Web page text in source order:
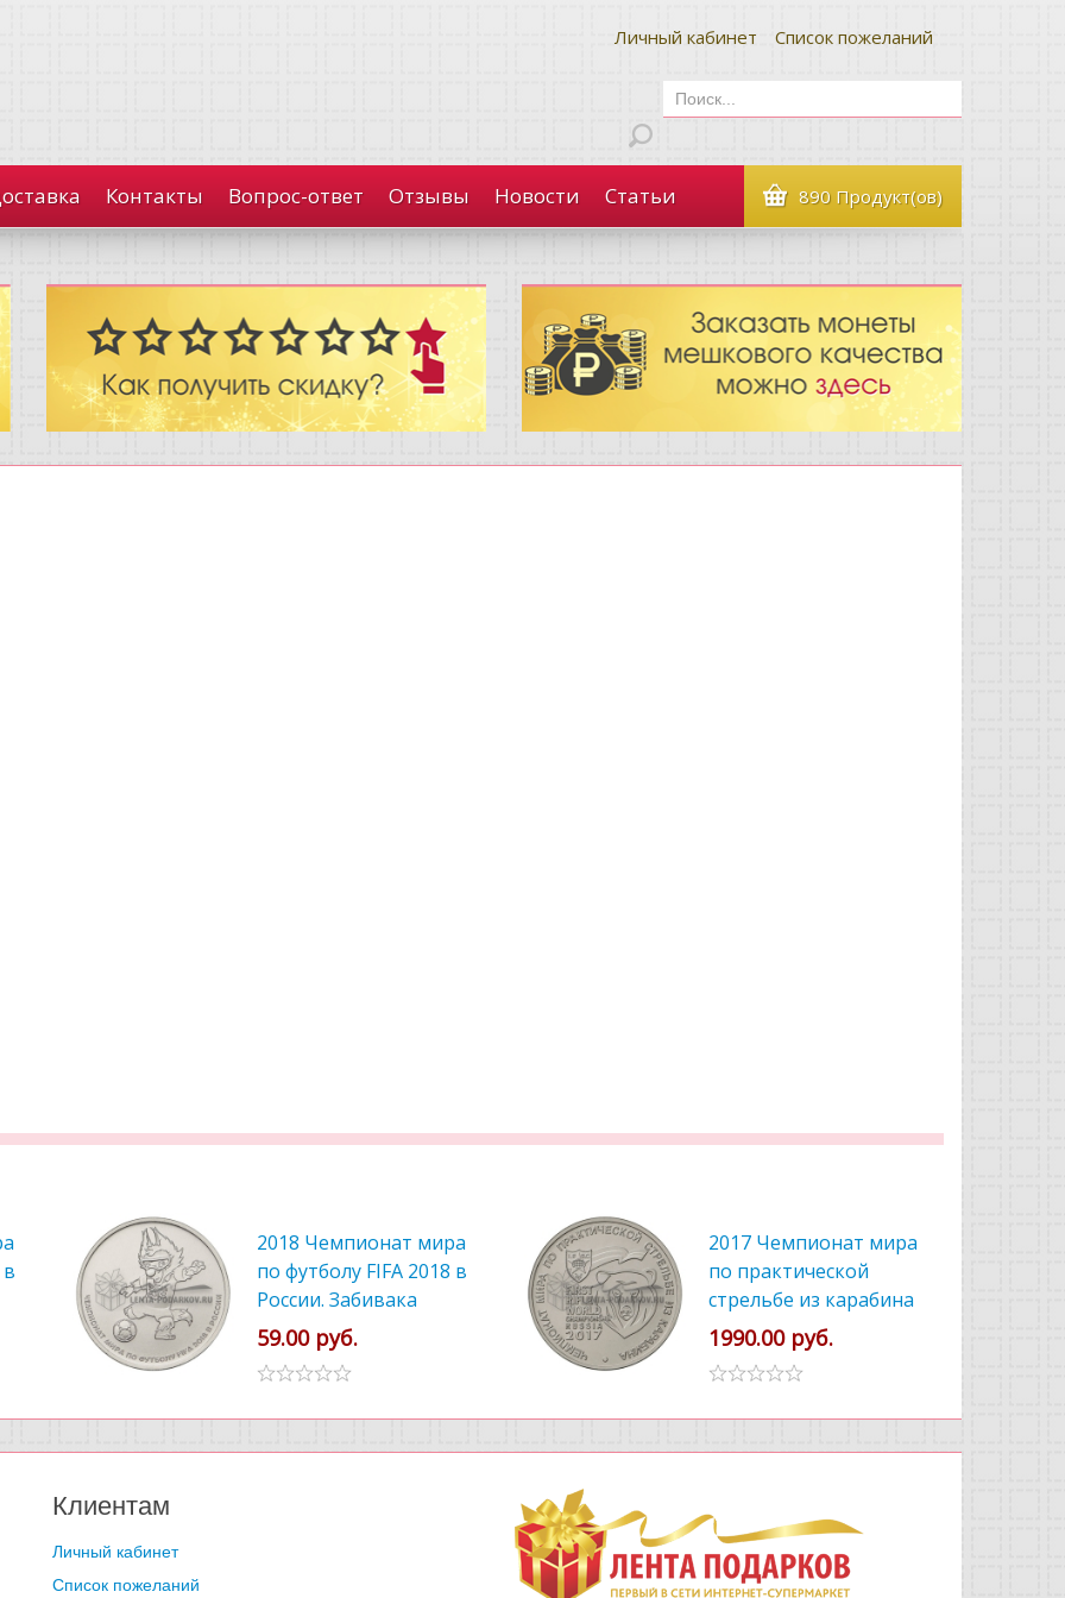
Личный кабинет Список пожеланий
Контакты Вопрос-ответ Отзывы Новости Статьи 890 Продукт(ов)
2018 Чемпионат мира
по футболу FIFA 2018 в
России. Забивака
59.00 руб.
2017 Чемпионат мира
по практической
стрельбе из карабина
1990.00 руб.
Клиентам
Личный кабинет
Список пожеланий